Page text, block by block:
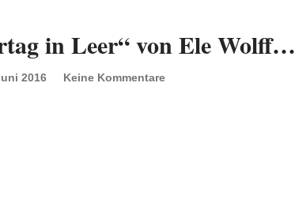
in Leer“ von Ele Wolff…
2016 Keine Kommentare